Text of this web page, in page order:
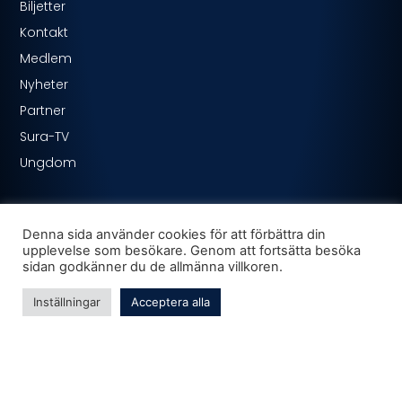
Biljetter
Kontakt
Medlem
Nyheter
Partner
Sura-TV
Ungdom
Denna sida använder cookies för att förbättra din
upplevelse som besökare. Genom att fortsätta besöka
sidan godkänner du de allmänna villkoren.
Inställningar Acceptera alla